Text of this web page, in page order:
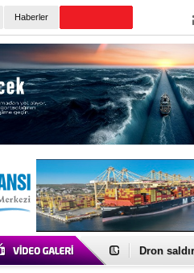
Haberler
Gemi
Dron
'REGAL 1'